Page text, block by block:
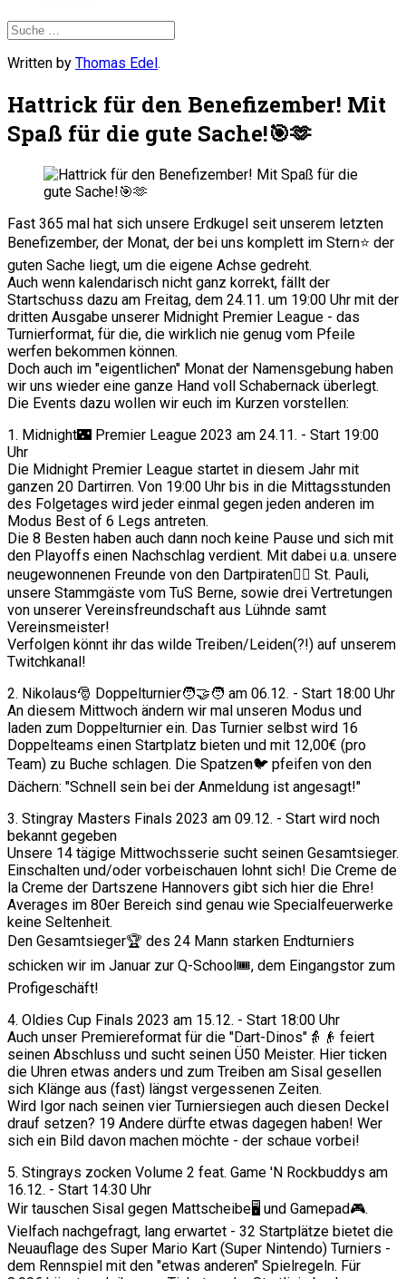
Written by Thomas Edel.
Hattrick für den Benefizember! Mit
Spaß für die gute Sache!🎯🫶
Fast 365 mal hat sich unsere Erdkugel seit unserem letzten
Benefizember, der Monat, der bei uns komplett im Stern⭐ der
guten Sache liegt, um die eigene Achse gedreht.
Auch wenn kalendarisch nicht ganz korrekt, fällt der
Startschuss dazu am Freitag, dem 24.11. um 19:00 Uhr mit der
dritten Ausgabe unserer Midnight Premier League - das
Turnierformat, für die, die wirklich nie genug vom Pfeile
werfen bekommen können.
Doch auch im "eigentlichen" Monat der Namensgebung haben
wir uns wieder eine ganze Hand voll Schabernack überlegt.
Die Events dazu wollen wir euch im Kurzen vorstellen:
1. Midnight🌃 Premier League 2023 am 24.11. - Start 19:00
Uhr
Die Midnight Premier League startet in diesem Jahr mit
ganzen 20 Dartirren. Von 19:00 Uhr bis in die Mittagsstunden
des Folgetages wird jeder einmal gegen jeden anderen im
Modus Best of 6 Legs antreten.
Die 8 Besten haben auch dann noch keine Pause und sich mit
den Playoffs einen Nachschlag verdient. Mit dabei u.a. unsere
neugewonnenen Freunde von den Dartpiraten🏴‍☠️ St. Pauli,
unsere Stammgäste vom TuS Berne, sowie drei Vertretungen
von unserer Vereinsfreundschaft aus Lühnde samt
Vereinsmeister!
Verfolgen könnt ihr das wilde Treiben/Leiden(?!) auf unserem
Twitchkanal!
2. Nikolaus🎅 Doppelturnier🧑‍🤝‍🧑 am 06.12. - Start 18:00 Uhr
An diesem Mittwoch ändern wir mal unseren Modus und
laden zum Doppelturnier ein. Das Turnier selbst wird 16
Doppelteams einen Startplatz bieten und mit 12,00€ (pro
Team) zu Buche schlagen. Die Spatzen🐦 pfeifen von den
Dächern: "Schnell sein bei der Anmeldung ist angesagt!"
3. Stingray Masters Finals 2023 am 09.12. - Start wird noch
bekannt gegeben
Unsere 14 tägige Mittwochsserie sucht seinen Gesamtsieger.
Einschalten und/oder vorbeischauen lohnt sich! Die Creme de
la Creme der Dartszene Hannovers gibt sich hier die Ehre!
Averages im 80er Bereich sind genau wie Specialfeuerwerke
keine Seltenheit.
Den Gesamtsieger🏆 des 24 Mann starken Endturniers
schicken wir im Januar zur Q-School🎟, dem Eingangstor zum
Profigeschäft!
4. Oldies Cup Finals 2023 am 15.12. - Start 18:00 Uhr
Auch unser Premiereformat für die "Dart-Dinos"👵👴 feiert
seinen Abschluss und sucht seinen Ü50 Meister. Hier ticken
die Uhren etwas anders und zum Treiben am Sisal gesellen
sich Klänge aus (fast) längst vergessenen Zeiten.
Wird Igor nach seinen vier Turniersiegen auch diesen Deckel
drauf setzen? 19 Andere dürfte etwas dagegen haben! Wer
sich ein Bild davon machen möchte - der schaue vorbei!
5. Stingrays zocken Volume 2 feat. Game 'N Rockbuddys am
16.12. - Start 14:30 Uhr
Wir tauschen Sisal gegen Mattscheibe🖥 und Gamepad🎮.
Vielfach nachgefragt, lang erwartet - 32 Startplätze bietet die
Neuauflage des Super Mario Kart (Super Nintendo) Turniers -
dem Rennspiel mit den "etwas anderen" Spielregeln. Für